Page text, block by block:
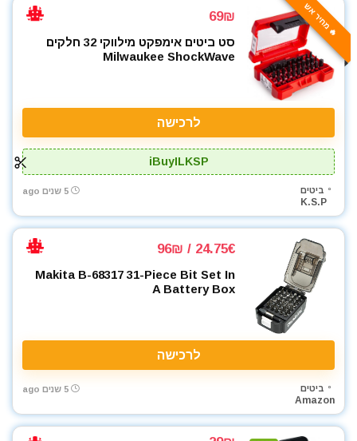
🔥 מחיר אש 69₪
סט ביטים אימפקט מילווקי 32 חלקים
Milwaukee ShockWave
לרכישה
iBuyILKSP
ביטים
K.S.P
5 שנים ago
24.75€ / 96₪
Makita B-68317 31-Piece Bit Set In
A Battery Box
לרכישה
ביטים
Amazon
5 שנים ago